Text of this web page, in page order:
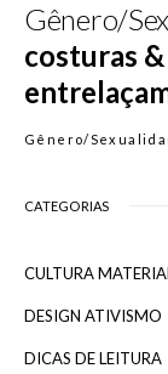
Gênero/
costuras
Gênero/
CATEGORIAS
CULTURA
DESIGN ATIVISMO
DICAS DE LEITURA